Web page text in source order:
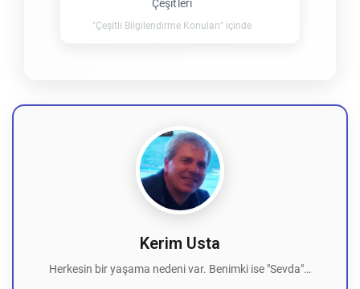
Çeşitleri
"Çeşitli Bilgilendirme Konuları" içinde
Kerim Usta
Herkesin bir yaşama nedeni var. Benimki ise "Sevda"…